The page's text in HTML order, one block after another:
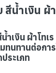
สีน้ำเงิน ผ้
ำเงิน ผ้าโท
ทนทานต่อกา
ระเภท